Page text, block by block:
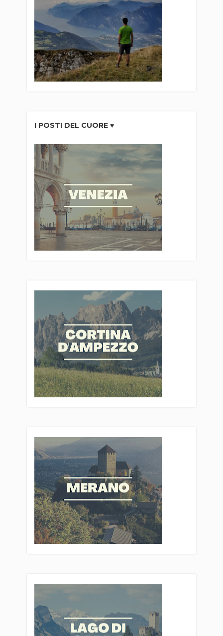
I POSTI DEL CUORE ♥